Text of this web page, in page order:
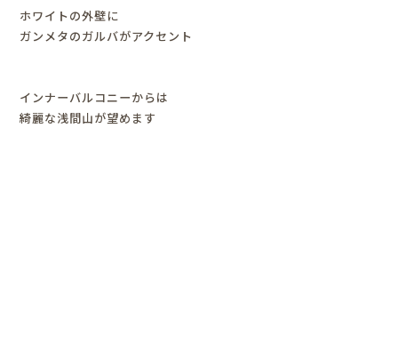
ホワイトの外壁に
ガンメタのガルバがアクセント
インナーバルコニーからは
綺麗な浅間山が望めます